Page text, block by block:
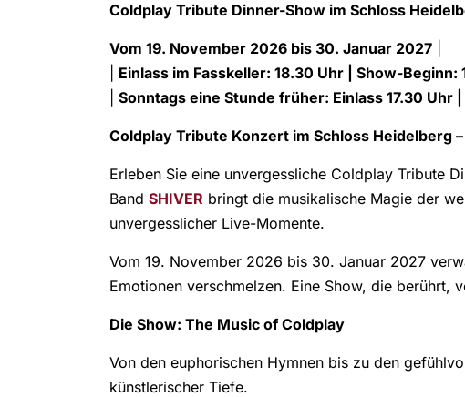
Coldplay Tribute Dinner-Show im Schloss
Vom 19. November 2026 bis 30. Januar 2027
Einlass im Fasskeller: 18.30 Uhr | Show-
Sonntags eine Stunde früher: Einlass 17.30
Coldplay Tribute Konzert im Schloss Heidelberg
Erleben Sie eine unvergessliche Coldplay Tribute
Band SHIVER bringt die musikalische Magie der
unvergesslicher Live-Momente.
Vom 19. November 2026 bis 30. Januar 2027
Emotionen verschmelzen. Eine Show, die berührt,
Die Show: The Music of Coldplay
Von den euphorischen Hymnen bis zu den
künstlerischer Tiefe.